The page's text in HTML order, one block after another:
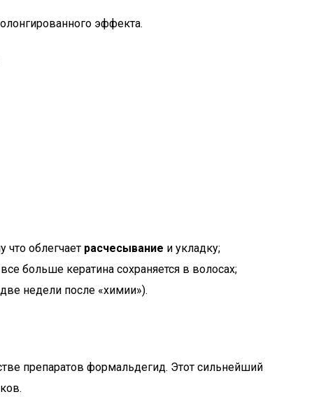
эффекта.
облегчает расчесывание и укладку;
больше кератина сохраняется в волосах;
недели после «химии»).
препаратов формальдегид. Этот сильнейший